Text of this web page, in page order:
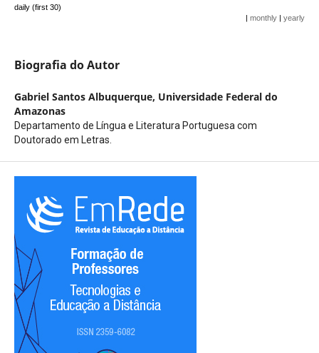
daily (first 30)
|monthly |yearly
Biografia do Autor
Gabriel Santos Albuquerque, Universidade Federal do
Amazonas
Departamento de Língua e Literatura Portuguesa com
Doutorado em Letras.